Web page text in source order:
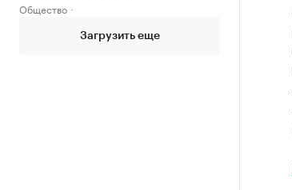
Общество
Загрузить еще